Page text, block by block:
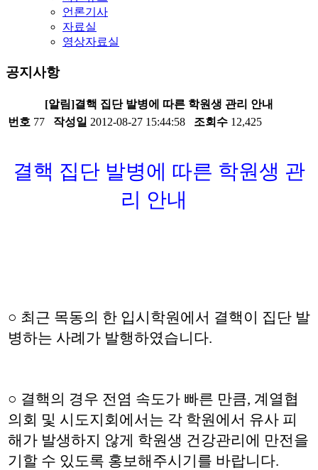
언론기사
자료실
영상자료실
공지사항
[알림]결핵 집단 발병에 따른 학원생 관리 안내
번호 77 작성일 2012-08-27 15:44:58 조회수 12,425
결핵 집단 발병에 따른 학원생 관
리 안내
○ 최근 목동의 한 입시학원에서 결핵이 집단 발
병하는 사례가 발행하였습니다.
○ 결핵의 경우 전염 속도가 빠른 만큼, 계열협
의회 및 시도지회에서는 각 학원에서 유사 피
해가 발생하지 않게 학원생 건강관리에 만전을
기할 수 있도록 홍보해주시기를 바랍니다.